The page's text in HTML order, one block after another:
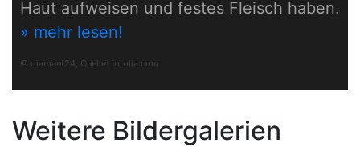
Haut aufweisen und festes Fleisch haben.
» mehr lesen!
© diamant24, Quelle: fotolia.com
Weitere Bildergalerien